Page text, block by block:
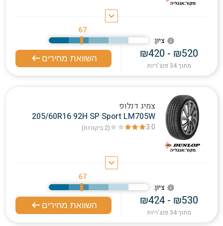
keyboard_arrow_down
:ציון info
67
השוואת מחירים ₪420 - ₪520
מתוך 34 פנצ'ריות
צמיג דנלופ
205/60R16 92H SP Sport LM705W
3.0
(2 ביקורות)
keyboard_arrow_down
:ציון info
67
השוואת מחירים ₪424 - ₪530
מתוך 34 פנצ'ריות